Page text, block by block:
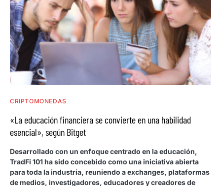
CRIPTOMONEDAS
«La educación financiera se convierte en una habilidad
esencial», según Bitget
Desarrollado con un enfoque centrado en la educación,
TradFi 101 ha sido concebido como una iniciativa abierta
para toda la industria, reuniendo a exchanges, plataformas
de medios, investigadores, educadores y creadores de